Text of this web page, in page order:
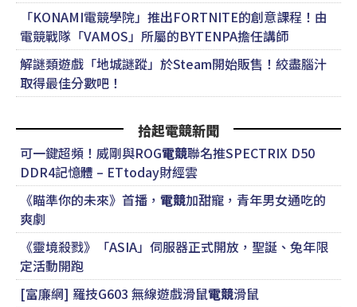
「KONAMI電競學院」推出FORTNITE的創意課程！由
電競戰隊「VAMOS」所屬的BYTENPA擔任講師
解謎類遊戲「地城謎蹤」於Steam開始販售！絞盡腦汁
取得最佳分數吧！
拾起電競新聞
可一鍵超頻！威剛與ROG電競聯名推SPECTRIX D50
DDR4記憶體 – ETtoday財經雲
《瞄準你的未來》首播， 電競加甜寵，青年男女通吃的
爽劇
《靈境殺戮》「ASIA」伺服器正式開放，聖誕、兔年限
定活動開跑
[富廉網] 羅技G603 無線遊戲滑鼠電競滑鼠